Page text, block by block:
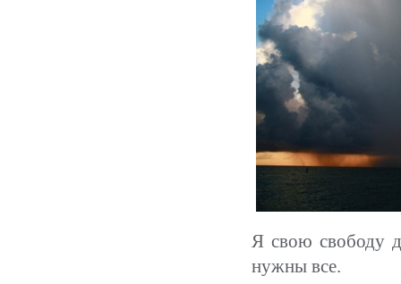
Я свою свободу
нужны все.